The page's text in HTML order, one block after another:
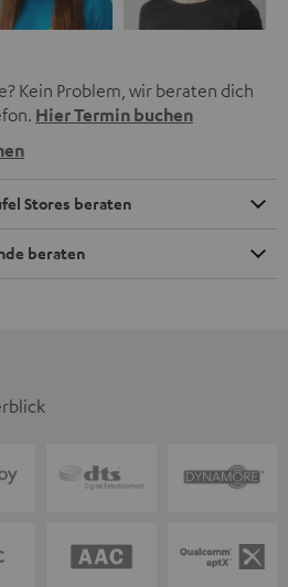
Kein Problem, wir beraten dich
Hier Termin buchen
Stores beraten
beraten